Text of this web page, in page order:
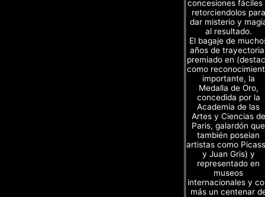
concesiones fáciles
retorciendolos para
dar misterio y
al resultado.
El bagaje de
años de
premiado en
como
importante, la
Medalla de Oro,
concedida por la
Academia de las
Artes y Ciencias de
Paris, galardón que
también poseian
artistas como
y Juan Gris) y
representado en
museos
internacionales y
más un centenar